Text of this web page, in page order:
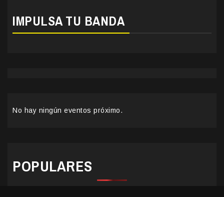
IMPULSA TU BANDA
No hay ningún eventos próximo.
POPULARES